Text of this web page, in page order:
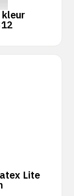
Lite